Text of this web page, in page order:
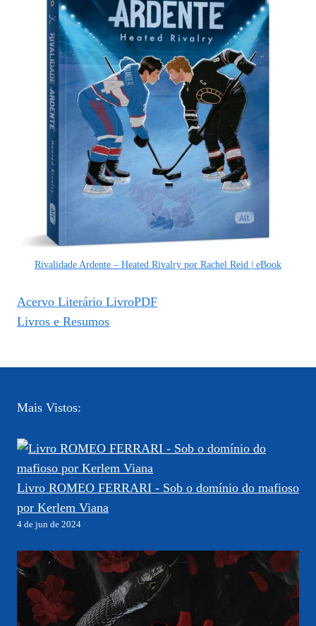
Rivalidade Ardente – Heated Rivalry por Rachel Reid | eBook
Acervo Literário LivroPDF
Livros e Resumos
Mais Vistos:
Livro ROMEO FERRARI - Sob o domínio do mafioso
por Kerlem Viana
4 de jun de 2024